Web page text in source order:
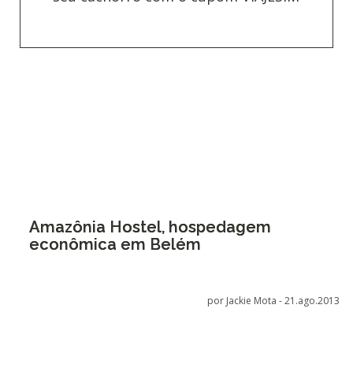
Amazônia Hostel, hospedagem
econômica em Belém
por Jackie Mota -21.ago.2013